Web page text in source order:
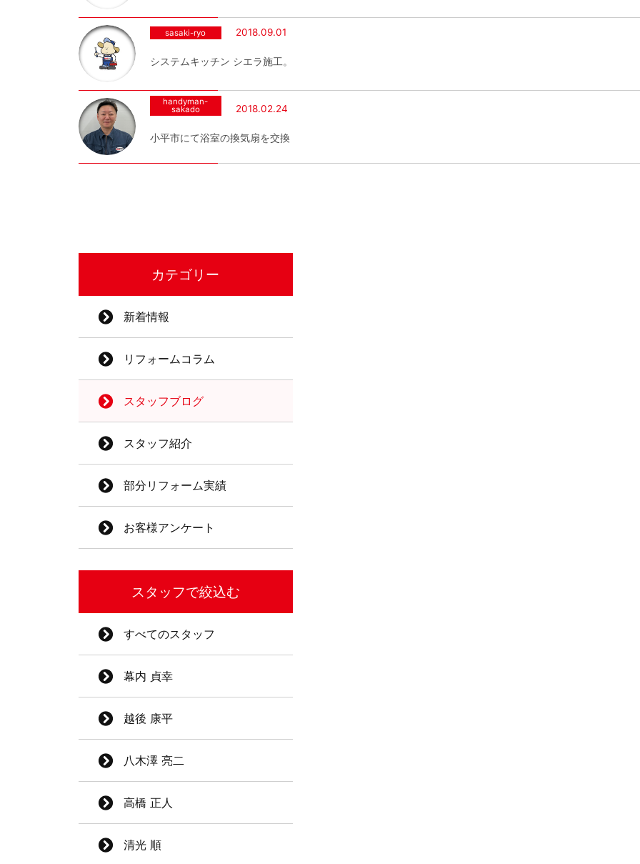
sasaki-ryo 2018.09.01
システムキッチン シエラ施工。
handyman-
sakado 2018.02.24
小平市にて浴室の換気扇を交換
カテゴリー
新着情報
リフォームコラム
スタッフブログ
スタッフ紹介
部分リフォーム実績
お客様アンケート
スタッフで絞込む
すべてのスタッフ
幕内 貞幸
越後 康平
八木澤 亮二
高橋 正人
清光 順